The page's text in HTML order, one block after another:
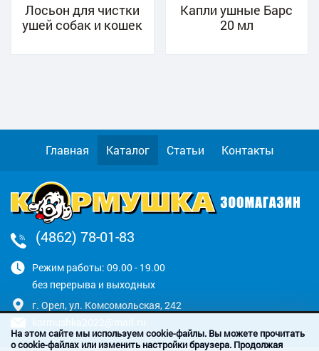
Лосьон для чистки
ушей собак и кошек
Капли ушные Барс
20 мл
Главная Каталог Статьи Контакты
Режим работы: 09.00 - 19.00
без перерыва и выходных
г. Орел, ул. Комсомольская, 242
kormushka2022@mail.ru
(4862) 78-01-83
На этом сайте мы используем cookie-файлы. Вы можете прочитать
о cookie-файлах или изменить настройки браузера. Продолжая